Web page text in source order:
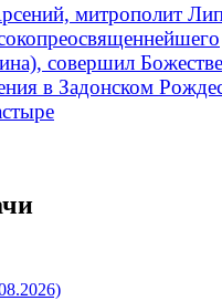
митрополит
совершил
в Задонском